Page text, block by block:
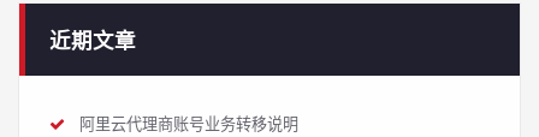
近期文章
阿里云代理商账号业务转移说明